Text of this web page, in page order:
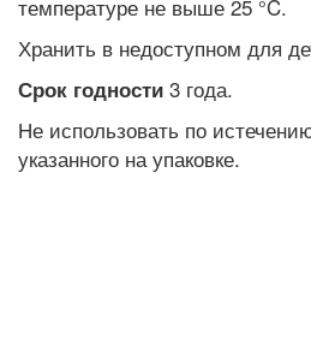
температуре не выше 25 °C.
Хранить в недоступном для
Срок годности 3 года.
Не использовать по
указанного на упаковке.